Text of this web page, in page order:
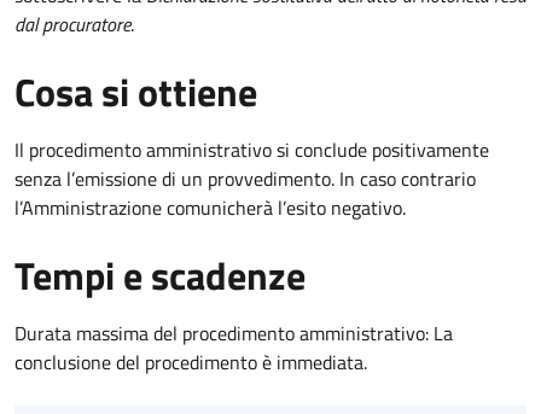
dal procuratore.
Cosa si ottiene
Il procedimento amministrativo si conclude positivamente
senza l’emissione di un provvedimento. In caso contrario
l’Amministrazione comunicherà l’esito negativo.
Tempi e scadenze
Durata massima del procedimento amministrativo: La
conclusione del procedimento è immediata.